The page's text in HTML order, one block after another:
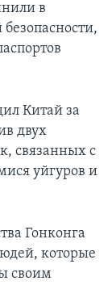
в
Китай за
двух
связанных с
уйгуров и
Гонконга
которые
своим